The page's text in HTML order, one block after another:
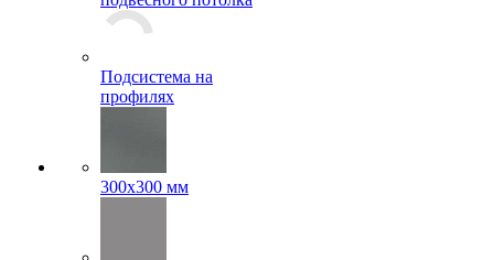
Светильники для
подвесного потолка
профилях